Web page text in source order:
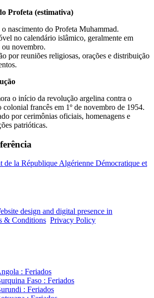
Profeta (estimativa)
o nascimento do Profeta Muhammad.
no calendário islâmico, geralmente em
novembro.
por reuniões religiosas, orações e distribuição
o início da revolução argelina contra o
colonial francês em 1º de novembro de 1954.
por cerimônias oficiais, homenagens e
patrióticas.
de la République Algérienne Démocratique et
design and digital presence in
& Conditions Privacy Policy
: Feriados
Faso : Feriados
: Feriados